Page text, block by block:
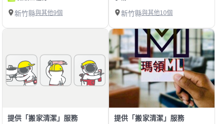
新竹縣與其他9個 新竹縣與其他10個
提供「搬家清潔」服務 提供「搬家清潔」服務